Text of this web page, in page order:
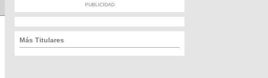
PUBLICIDAD
Más Titulares